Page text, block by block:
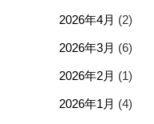
2026年4月 (2)
2026年3月 (6)
2026年2月 (1)
2026年1月 (4)